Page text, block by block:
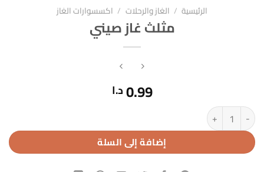
الرئيسية / الغاز والرحلات / اكسسوارات الغاز
مثلث غاز صيني
0.99د.ا
كمية مثلث غاز صيني
إضافة إلى السلة